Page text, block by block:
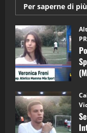
Per saperne di più
3
4